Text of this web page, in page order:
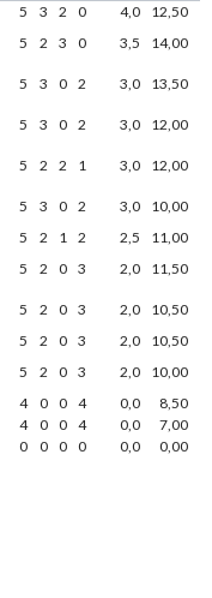
5 3 2 0 4,0
12,50
5 2 3 0 3,5 14,00
5 3 0 2 3,0 13,50
5 3 0 2 3,0 12,00
5 2 2 1 3,0 12,00
5 3 0 2 3,0
10,00
5 2 1 2 2,5
11,00
5 2 0 3 2,0 11,50
5 2 0 3 2,0
10,50
5 2 0 3 2,0
10,50
5 2 0 3 2,0
10,00
4 0 0 4 0,0
8,50
4 0 0 4 0,0
7,00
0 0 0 0 0,0 0,00